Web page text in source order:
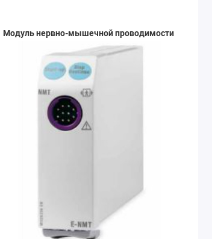
Модуль нервно-мышечной проводимости